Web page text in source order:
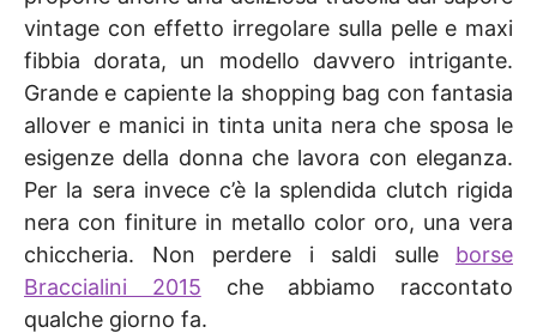
vintage con effetto irregolare sulla pelle e maxi
fibbia dorata, un modello davvero intrigante.
Grande e capiente la shopping bag con fantasia
allover e manici in tinta unita nera che sposa le
esigenze della donna che lavora con eleganza.
Per la sera invece c’è la splendida clutch rigida
nera con finiture in metallo color oro, una vera
chiccheria. Non perdere i saldi sulle borse
Braccialini 2015 che abbiamo raccontato
qualche giorno fa.